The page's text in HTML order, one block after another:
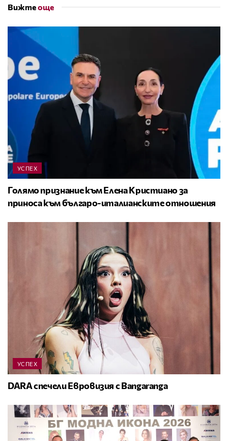
Вижтеоще
УСПЕХ
Голямо признание към Елена Кристиано за
приноса към българо-италианските отношения
УСПЕХ
DARA спечели Евровизия с Bangaranga